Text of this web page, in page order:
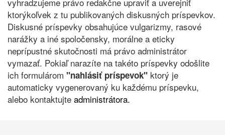
ktorýkoľvek z tu publikovaných diskusných príspevkov.
Diskusné príspevky obsahujúce vulgarizmy, rasové
narážky a iné spoločensky, morálne a eticky
neprípustné skutočnosti má právo administrátor
vymazať. Pokiaľ narazíte na takéto príspevky odošlite
ich formulárom "nahlásiť príspevok" ktorý je
automaticky vygenerovaný ku každému príspevku,
alebo kontaktujte administrátora.